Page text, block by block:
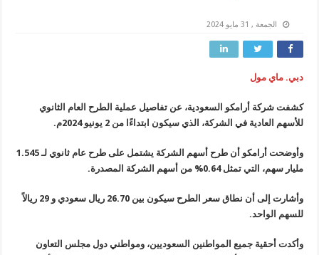
الجمعة , 31 مايو 2024
دبي. ماي مول
كشفت شركة أرامكو السعودية، عن تفاصيل عملية الطرح العام الثانوي
للأسهم العادية في الشركة، الذي سيكون ابتداءًا من 2 يونيو 2024م.
وأوضحت أرامكو أن طرح أسهم الشركة يشتمل على طرح عام ثانوي لـ 1.545
مليار سهم، التي تمثل 0.64% من أسهم الشركة المصدرة.
وأشارت إلى أن نطاق سعر الطرح سيكون بين 26.70 ريال سعودي و 29 ريالاً
للسهم الواحد.
وأكدت أحقية جميع المواطنين السعوديين، ومواطني دول مجلس التعاون